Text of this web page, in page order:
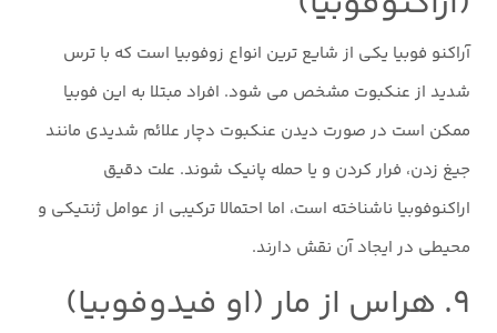
آراکنو فوبیا یکی از شایع ترین انواع زوفوبیا است که با ترس
شدید از عنکبوت مشخص می شود. افراد مبتلا به این فوبیا
ممکن است در صورت دیدن عنکبوت دچار علائم شدیدی مانند
جیغ زدن، فرار کردن و یا حمله پانیک شوند. علت دقیق
اراکنوفوبیا ناشناخته است، اما احتمالا ترکیبی از عوامل ژنتیکی و
محیطی در ایجاد آن نقش دارند.
۹. هراس از مار (او فیدوفوبیا)